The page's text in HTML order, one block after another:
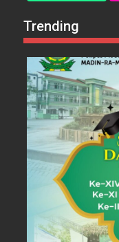
Trending